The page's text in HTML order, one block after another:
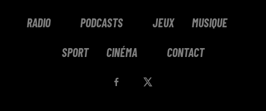
RADIO PODCASTS JEUX MUSIQUE
SPORT CINÉMA CONTACT